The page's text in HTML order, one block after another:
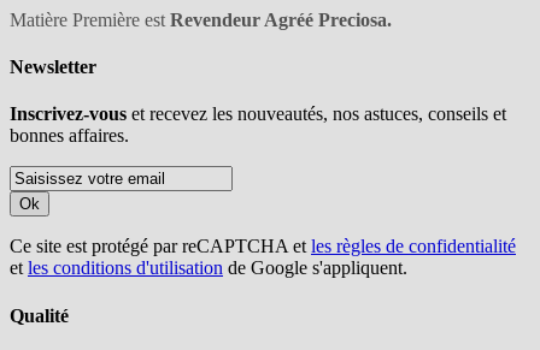
Matière Première est Revendeur Agréé Preciosa.
Newsletter
Inscrivez-vous et recevez les nouveautés, nos astuces, conseils et
bonnes affaires.
Ok
Ce site est protégé par reCAPTCHA etles règles de confidentialité
etles conditions d'utilisation de Google s'appliquent.
Qualité